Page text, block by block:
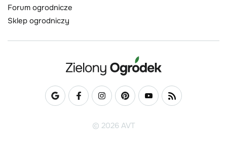
Forum ogrodnicze
Sklep ogrodniczy
© 2026 AVT